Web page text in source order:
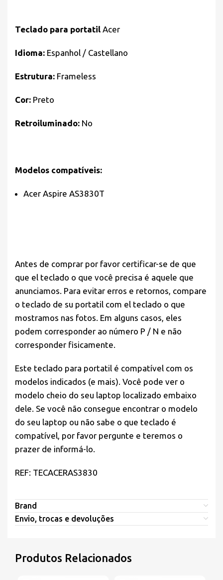
Teclado para portatil Acer
Idioma: Espanhol / Castellano
Estrutura: Frameless
Cor: Preto
Retroiluminado: No
Modelos compatíveis:
Acer Aspire AS3830T
Antes de comprar por favor certificar-se de que
que el teclado o que você precisa é aquele que
anunciamos. Para evitar erros e retornos, compare
o teclado de su portatil com el teclado o que
mostramos nas fotos. Em alguns casos, eles
podem corresponder ao número P / N e não
corresponder fisicamente.
Este teclado para portatil é compatível com os
modelos indicados (e mais). Você pode ver o
modelo cheio do seu laptop localizado embaixo
dele. Se você não consegue encontrar o modelo
do seu laptop ou não sabe o que teclado é
compatível, por favor pergunte e teremos o
prazer de informá-lo.
REF: TECACERAS3830
Brand
Envio, trocas e devoluções
Produtos Relacionados